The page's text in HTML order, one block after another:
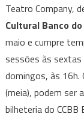
Teatro Company,
Cultural Banco
maio e cumpre
sessões às sextas
domingos, às 16h.
(meia), podem ser
bilheteria do CCBB